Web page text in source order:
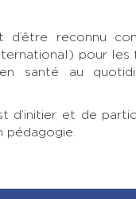
reconnu
pour les
santé au
d’initier et de
pédagogie.